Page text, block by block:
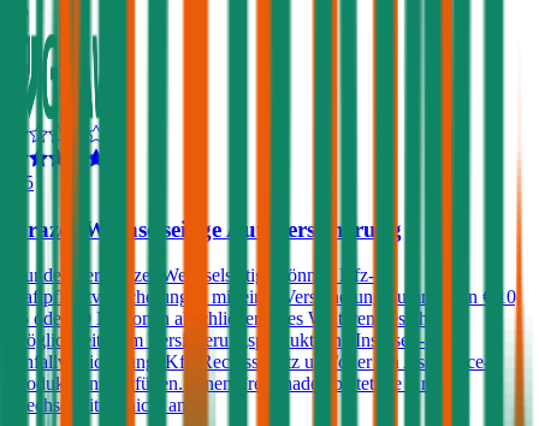
4,5
Grazer Wechselseitige Autoversicherung
Kunden der Grazer Wechselseitige können Kfz-
Haftpflichtversicherungen mit einer Versicherungssumme von € 10,
15 oder 20 Millionen abschließen. Des Weiteren besteht die
Möglichkeit, dem Versicherungsprodukt eine Insassen-
Unfallversicherung, Kfz-Rechtsschutz und/oder ein Assistance-
Produkt hinzuzufügen. Einen Freischaden bietet die Grazer
Wechselseitige nicht an.